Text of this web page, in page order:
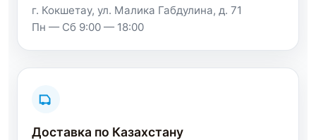
г. Кокшетау, ул. Малика Габдулина, д. 71
Пн — Сб 9:00 — 18:00
Доставка по Казахстану